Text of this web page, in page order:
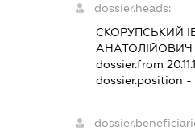
dossier.heads:
СКОРУПСЬКИЙ
АНАТОЛІЙОВИЧ
dossier.from
dossier.position -